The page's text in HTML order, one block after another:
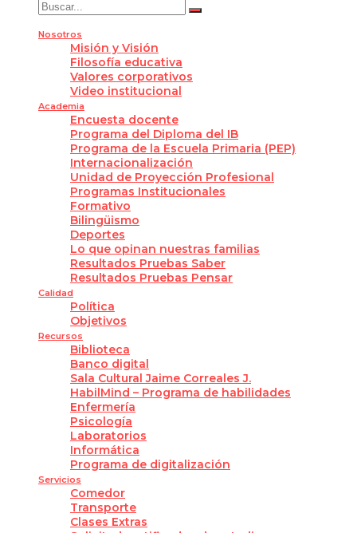
Nosotros
Misión y Visión
Filosofía educativa
Valores corporativos
Video institucional
Academia
Encuesta docente
Programa del Diploma del IB
Programa de la Escuela Primaria (PEP)
Internacionalización
Unidad de Proyección Profesional
Programas Institucionales
Formativo
Bilingüismo
Deportes
Lo que opinan nuestras familias
Resultados Pruebas Saber
Resultados Pruebas Pensar
Calidad
Política
Objetivos
Recursos
Biblioteca
Banco digital
Sala Cultural Jaime Correales J.
HabilMind – Programa de habilidades
Enfermería
Psicología
Laboratorios
Informática
Programa de digitalización
Servicios
Comedor
Transporte
Clases Extras